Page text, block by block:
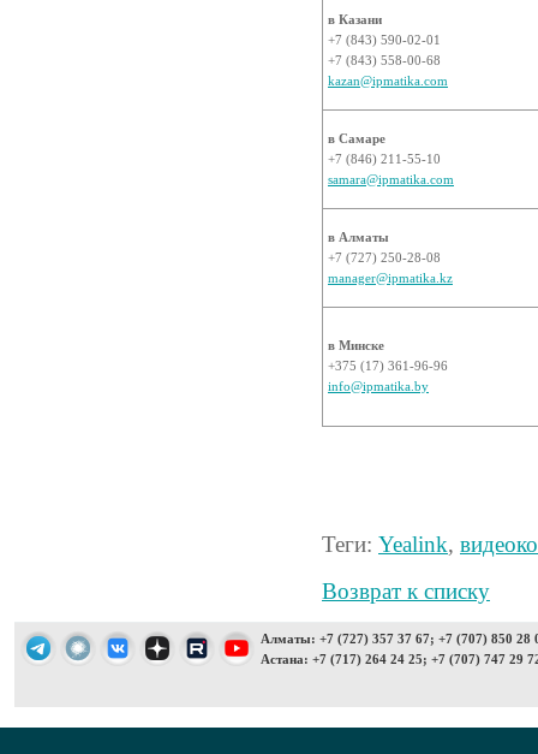
в Казани
+7 (843) 590-02-01
+7 (843) 558-00-68
kazan@ipmatika.com
в Самаре
+7 (846) 211-55-10
samara@ipmatika.com
в Алматы
+7 (727) 250-28-08
manager@ipmatika.kz
в Минске
+375 (17) 361-96-96
info@ipmatika.by
Теги: Yealink,
Возврат к списку
Алматы: +7 (727) 357 37 67; +7 (707) 850 28
Астана: +7 (717) 264 24 25; +7 (707) 747 29